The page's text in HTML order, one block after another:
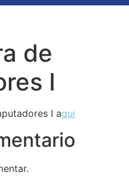
de
I
I aqui